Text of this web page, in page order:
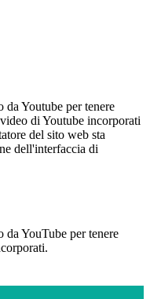
da Youtube per tenere
di Youtube incorporati
del sito web sta
dell'interfaccia di
da YouTube per tenere